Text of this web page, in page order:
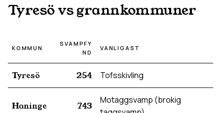
Tyresövs grannkommuner
KOMMUN
SVAMPFY
ND
VANLIGAST
Tyresö 254 Tofsskivling
Haninge 743
Motaggsvamp (brokig